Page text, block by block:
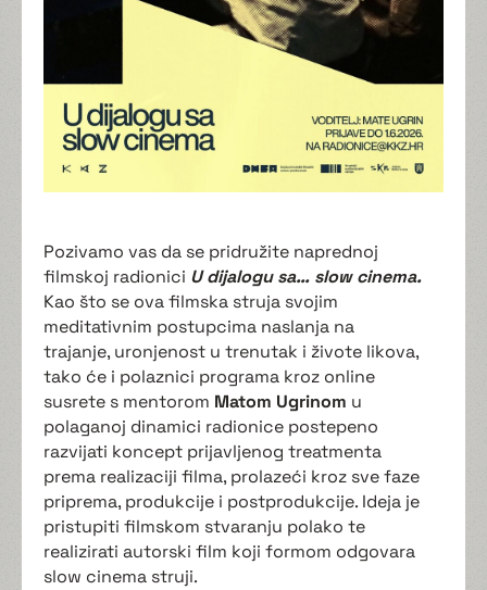
Pozivamo vas da se pridružite naprednoj
filmskoj radionici U dijalogu sa… slow cinema.
Kao što se ova filmska struja svojim
meditativnim postupcima naslanja na
trajanje, uronjenost u trenutak i živote likova,
tako će i polaznici programa kroz online
susrete s mentorom Matom Ugrinom u
polaganoj dinamici radionice postepeno
razvijati koncept prijavljenog treatmenta
prema realizaciji filma, prolazeći kroz sve faze
priprema, produkcije i postprodukcije. Ideja je
pristupiti filmskom stvaranju polako te
realizirati autorski film koji formom odgovara
slow cinema struji.